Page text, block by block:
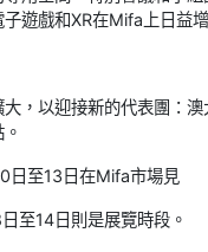
遊戲和XR在Mifa上日益
大，以迎接新的代表團：
日至13日在Mifa市場見
至14日則是展覽時段。